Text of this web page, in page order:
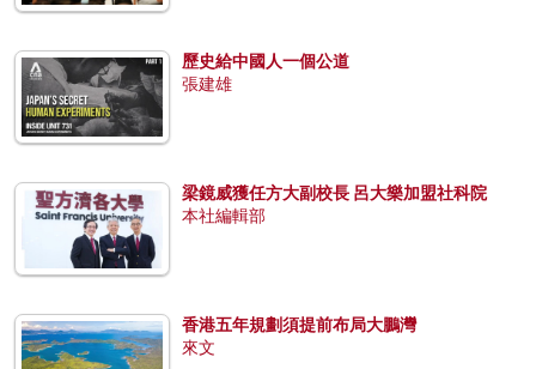
歷史給中國人一個公道
張建雄
梁鏡威獲任方大副校長 呂大樂加盟社科院
本社編輯部
香港五年規劃須提前布局大鵬灣
來文